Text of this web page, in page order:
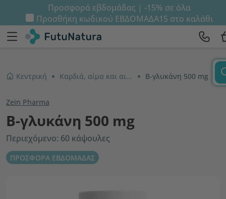
Προσφορά εβδομάδας | -15% σε όλα
Προσθήκη κωδικού ΕΒΔΟΜΑΔΑ15 στο καλάθι
Κεντρική Καρδιά, αίμα και αιμοφόρα αγγεία Β-γλυκάνη 500 mg
Zein Pharma
Β-γλυκάνη 500 mg
Περιεχόμενο: 60 κάψουλες
ΠΡΟΣΦΟΡΑ ΕΒΔΟΜΑΔΑΣ